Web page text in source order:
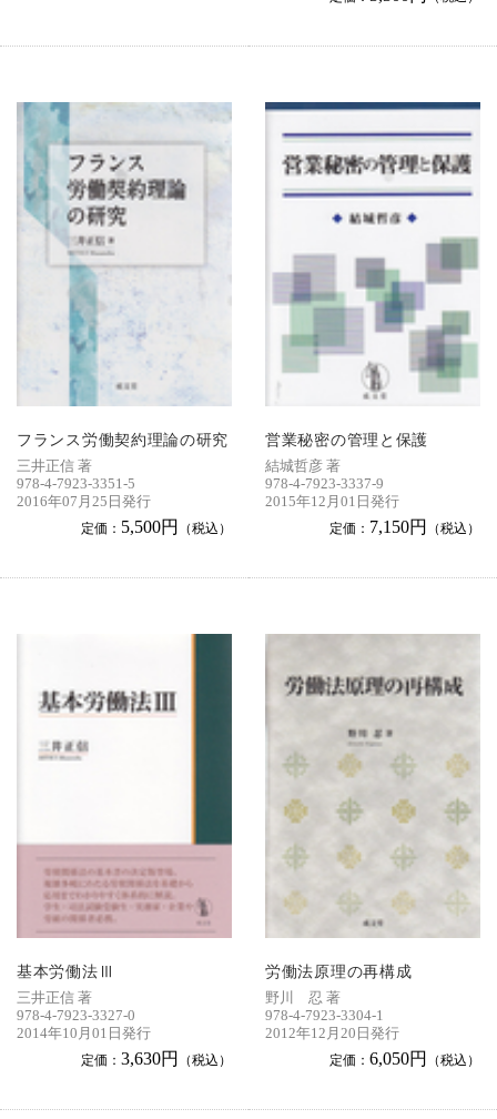
フランス労働契約理論の研究
三井正信 著
978-4-7923-3351-5
2016年07月25日発行
定価： 5,500円 （税込）
営業秘密の管理と保護
結城哲彦 著
978-4-7923-3337-9
2015年12月01日発行
定価： 7,150円 （税込）
基本労働法Ⅲ
三井正信 著
978-4-7923-3327-0
2014年10月01日発行
定価： 3,630円 （税込）
労働法原理の再構成
野川 忍 著
978-4-7923-3304-1
2012年12月20日発行
定価： 6,050円 （税込）